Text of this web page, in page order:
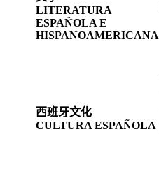
LITERATURA
ESPAÑOLA E
HISPANOAMERICANA
西班牙文化
CULTURA ESPAÑOLA